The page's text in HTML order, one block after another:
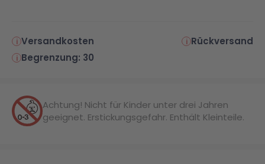
Versandkosten
Rückversand
Begrenzung: 30
Achtung! Nicht für Kinder unter drei Jahren
geeignet. Erstickungsgefahr. Enthält Kleinteile.